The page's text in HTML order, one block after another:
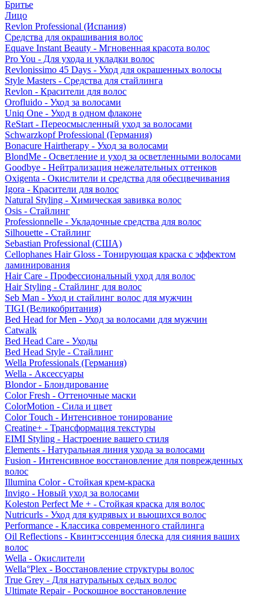
Бритье
Лицо
Revlon Professional (Испания)
Средства для окрашивания волос
Equave Instant Beauty - Мгновенная красота волос
Pro You - Для ухода и укладки волос
Revlonissimo 45 Days - Уход для окрашенных волосы
Style Masters - Средства для стайлинга
Revlon - Красители для волос
Orofluido - Уход за волосами
Uniq One - Уход в одном флаконе
ReStart - Переосмысленный уход за волосами
Schwarzkopf Professional (Германия)
Bonacure Hairtherapy - Уход за волосами
BlondMe - Осветление и уход за осветленными волосами
Goodbye - Нейтрализация нежелательных оттенков
Oxigenta - Окислители и средства для обесцвечивания
Igora - Красители для волос
Natural Styling - Химическая завивка волос
Osis - Стайлинг
Professionnelle - Укладочные средства для волос
Silhouette - Стайлинг
Sebastian Professional (США)
Cellophanes Hair Gloss - Тонирующая краска с эффектом
ламинирования
Hair Care - Профессиональный уход для волос
Hair Styling - Стайлинг для волос
Seb Man - Уход и стайлинг волос для мужчин
TIGI (Великобритания)
Bed Head for Men - Уход за волосами для мужчин
Catwalk
Bed Head Care - Уходы
Bed Head Style - Стайлинг
Wella Professionals (Германия)
Wella - Аксессуары
Blondor - Блондирование
Color Fresh - Оттеночные маски
ColorMotion - Сила и цвет
Color Touch - Интенсивное тонирование
Creatine+ - Трансформация текстуры
EIMI Styling - Настроение вашего стиля
Elements - Натуральная линия ухода за волосами
Fusion - Интенсивное восстановление для поврежденных
волос
Illumina Color - Стойкая крем-краска
Invigo - Новый уход за волосами
Koleston Perfect Me + - Стойкая краска для волос
Nutricurls - Уход для кудрявых и вьющихся волос
Performance - Классика современного стайлинга
Oil Reflections - Квинтэссенция блеска для сияния ваших
волос
Wella - Окислители
Wella°Plex - Восстановление структуры волос
True Grey - Для натуральных седых волос
Ultimate Repair - Роскошное восстановление